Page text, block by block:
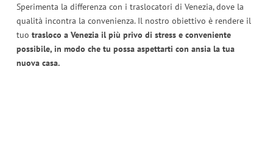
Sperimenta la differenza con i traslocatori di Venezia, dove la
qualità incontra la convenienza. Il nostro obiettivo è rendere il
tuo trasloco a Venezia il più privo di stress e conveniente
possibile, in modo che tu possa aspettarti con ansia la tua
nuova casa.